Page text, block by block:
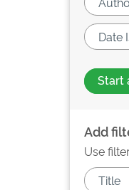
Start
Add
Use